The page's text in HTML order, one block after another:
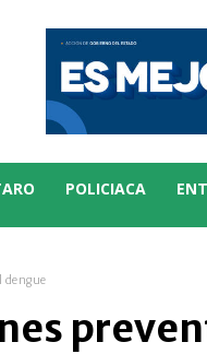
POLICIACA
dengue